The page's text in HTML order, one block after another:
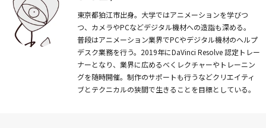
東京都狛江市出身。大学ではアニメーションを学びつ
つ、カメラやPCなどデジタル機材への造詣も深める。
普段はアニメーション業界でPCやデジタル機材のヘルプ
デスク業務を行う。2019年にDaVinci Resolve 認定トレー
ナーとなり、業界に広めるべくレクチャーやトレーニン
グを随時開催。制作のサポートも行うなどクリエイティ
ブとテクニカルの狭間で生きることを目標としている。